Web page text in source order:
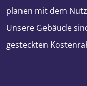
planen mit dem
Unsere Gebäude
gesteckten